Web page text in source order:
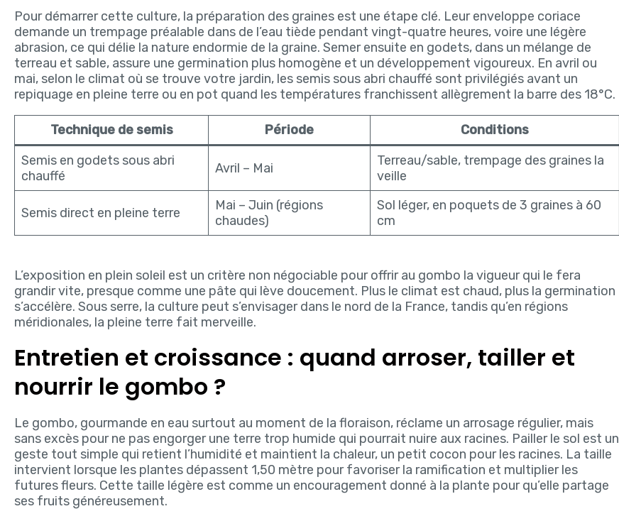
Pour démarrer cette culture, la préparation des graines est une étape clé. Leur enveloppe coriace
demande un trempage préalable dans de l’eau tiède pendant vingt-quatre heures, voire une légère
abrasion, ce qui délie la nature endormie de la graine. Semer ensuite en godets, dans un mélange de
terreau et sable, assure une germination plus homogène et un développement vigoureux. En avril ou
mai, selon le climat où se trouve votre jardin, les semis sous abri chauffé sont privilégiés avant un
repiquage en pleine terre ou en pot quand les températures franchissent allègrement la barre des 18°C.
Technique de semis Période
Conditions
Semis en godets sous abri
chauffé
Avril – Mai
Terreau/sable, trempage des graines la
veille
Semis direct en pleine terre
Mai – Juin (régions
chaudes)
Sol léger, en poquets de 3 graines à 60
cm
L’exposition en plein soleil est un critère non négociable pour offrir au gombo la vigueur qui le fera
grandir vite, presque comme une pâte qui lève doucement. Plus le climat est chaud, plus la germination
s’accélère. Sous serre, la culture peut s’envisager dans le nord de la France, tandis qu’en régions
méridionales, la pleine terre fait merveille.
Entretien et croissance : quand arroser, tailler et
nourrir le gombo ?
Le gombo, gourmande en eau surtout au moment de la floraison, réclame un arrosage régulier, mais
sans excès pour ne pas engorger une terre trop humide qui pourrait nuire aux racines. Pailler le sol est un
geste tout simple qui retient l’humidité et maintient la chaleur, un petit cocon pour les racines. La taille
intervient lorsque les plantes dépassent 1,50 mètre pour favoriser la ramification et multiplier les
futures fleurs. Cette taille légère est comme un encouragement donné à la plante pour qu’elle partage
ses fruits généreusement.